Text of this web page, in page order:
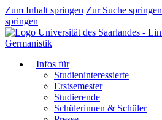
Zum Inhalt springen Zur Suche springen
springen
Germanistik
Infos für
Studieninteressierte
Erstsemester
Studierende
Schülerinnen & Schüler